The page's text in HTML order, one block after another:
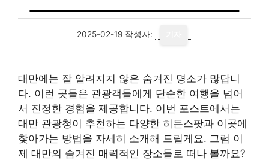
2025-02-19 작성자:
대만에는 잘 알려지지 않은 숨겨진 명소가 많답니
다. 이런 곳들은 관광객들에게 단순한 여행을 넘어
서 진정한 경험을 제공합니다. 이번 포스트에서는
대만 관광청이 추천하는 다양한 히든스팟과 이곳에
찾아가는 방법을 자세히 소개해 드릴게요. 그럼 이
제 대만의 숨겨진 매력적인 장소들로 떠나 볼까요?